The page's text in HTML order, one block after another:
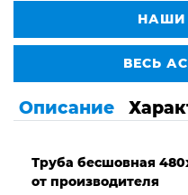
НАШИ
ВЕСЬ
Описание
Труба бесшовная
от производителя